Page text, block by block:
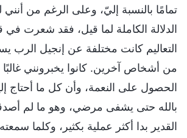
تمامًا بالنسبة إليّ، وعلى الرغم من أنني
الدلالة الكاملة لما قيل، فقد شعرت في
التعاليم كانت مختلفة عن إنجيل الرب
من أشخاص آخرين. كانوا يخبرونني
الحصول على النعمة، وأن كل ما أحتاج
بالله حتى يشفى مرضي، وهو ما لم
القدير بدا أكثر عملية بكثير، وكلما